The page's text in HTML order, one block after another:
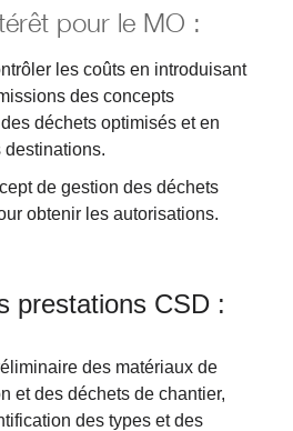
pour le MO :
les coûts en introduisant
des concepts
déchets optimisés et en
destinations.
de gestion des déchets
obtenir les autorisations.
prestations CSD :
des matériaux de
et des déchets de chantier,
des types et des